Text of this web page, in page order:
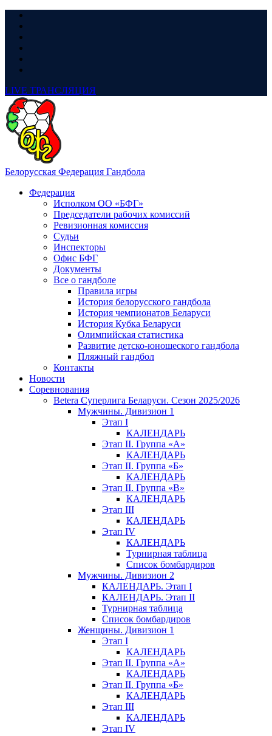
LIVE ТРАНСЛЯЦИЯ
Белорусская Федерация Гандбола
Федерация
Исполком ОО «БФГ»
Председатели рабочих комиссий
Ревизионная комиссия
Судьи
Инспекторы
Офис БФГ
Документы
Все о гандболе
Правила игры
История белорусского гандбола
История чемпионатов Беларуси
История Кубка Беларуси
Олимпийская статистика
Развитие детско-юношеского гандбола
Пляжный гандбол
Контакты
Новости
Соревнования
Betera Суперлига Беларуси. Сезон 2025/2026
Мужчины. Дивизион 1
Этап I
КАЛЕНДАРЬ
Этап II. Группа «А»
КАЛЕНДАРЬ
Этап II. Группа «Б»
КАЛЕНДАРЬ
Этап II. Группа «В»
КАЛЕНДАРЬ
Этап III
КАЛЕНДАРЬ
Этап IV
КАЛЕНДАРЬ
Турнирная таблица
Список бомбардиров
Мужчины. Дивизион 2
КАЛЕНДАРЬ. Этап I
КАЛЕНДАРЬ. Этап II
Турнирная таблица
Список бомбардиров
Женщины. Дивизион 1
Этап I
КАЛЕНДАРЬ
Этап II. Группа «А»
КАЛЕНДАРЬ
Этап II. Группа «Б»
КАЛЕНДАРЬ
Этап III
КАЛЕНДАРЬ
Этап IV